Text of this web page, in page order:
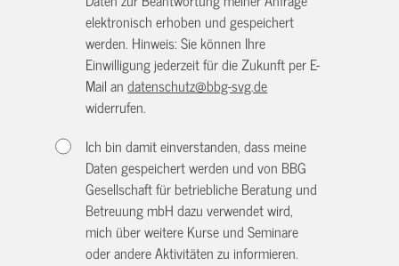
elektronisch erhoben und gespeichert
werden. Hinweis: Sie können Ihre
Einwilligung jederzeit für die Zukunft per E-
Mail andatenschutz@bbg-svg.de
widerrufen.
Ich bin damit einverstanden, dass meine
Daten gespeichert werden und von BBG
Gesellschaft für betriebliche Beratung und
Betreuung mbH dazu verwendet wird,
mich über weitere Kurse und Seminare
oder andere Aktivitäten zu informieren.